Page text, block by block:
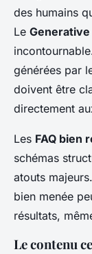
des humains
Le Generative
générées par
doivent être
directement
Les FAQ bien
schémas
atouts
bien menée
résultats,
Le contenu